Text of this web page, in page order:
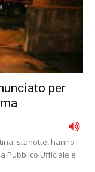
per
stanotte, hanno
Pubblico Ufficiale e